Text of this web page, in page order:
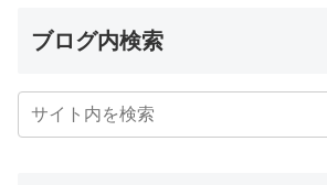
ブログ内検索